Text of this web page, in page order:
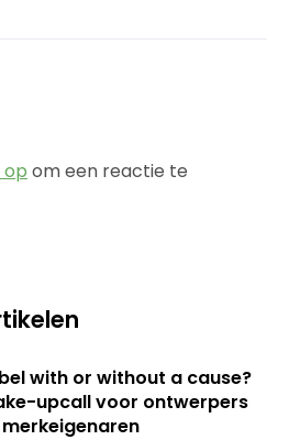
op om een reactie te
with or without a cause?
upcall voor ontwerpers